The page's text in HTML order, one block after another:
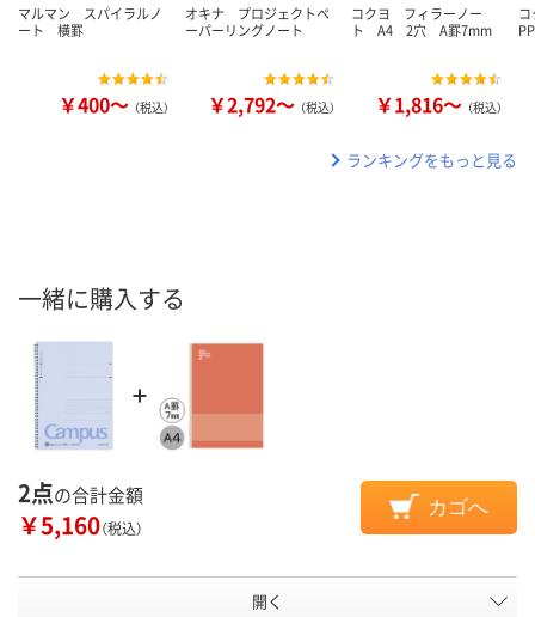
マルマン スパイラルノ
ート 横罫
￥400～ （税込）
オキナ プロジェクトペ
ーパーリングノート
￥2,792～ （税込）
コクヨ フィラーノー
ト A4 2穴 A罫7mm
￥1,816～ （税込）
ランキングをもっと見る
一緒に購入する
2点の合計金額
￥5,160（税込）
カゴへ
開く